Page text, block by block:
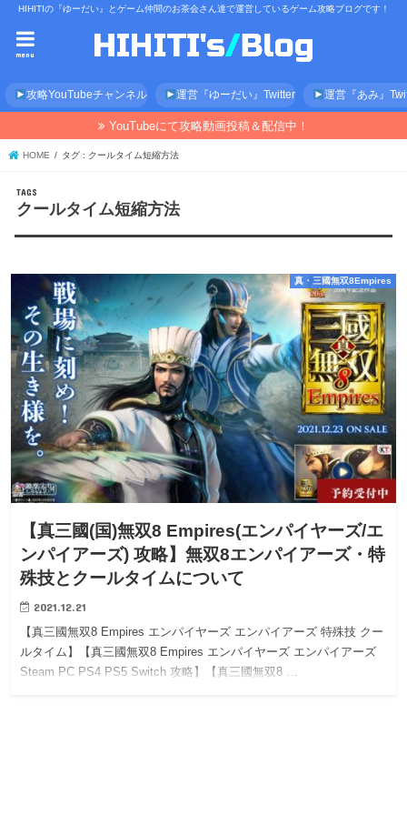
HIHITIの『ゆーだい』とゲーム仲間のお茶会さん達で運営しているゲーム攻略ブログです！
menu
攻略YouTubeチャンネル 運営『ゆーだい』Twitter 運営『あみ』
YouTubeにて攻略動画投稿＆配信中！
HOME タグ : クールタイム短縮方法
クールタイム短縮方法
真・三國無双8Empires
【真三國(国)無双8 Empires(エンパイヤーズ/エ
ンパイアーズ) 攻略】無双8エンパイアーズ・特
殊技とクールタイムについて
2021.12.21
【真三國無双8 Empires エンパイヤーズ エンパイアーズ 特殊技 クー
ルタイム】【真三國無双8 Empires エンパイヤーズ エンパイアーズ
Steam PC PS4 PS5 Switch 攻略】【真三國無双8 …